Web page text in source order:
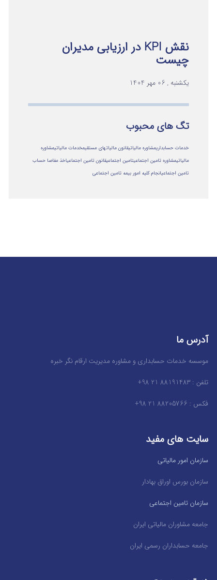
نقش KPI در ارزیابی مدیران
چیست
یکشنبه , 06 مهر 1404
تگ های محبوب
خدمات حسابداریمشاوره مالیاتیقانون مالیاتهای مستقیمخدمات مالیاتیمشاوره
مالياتيمشاوره تامین اجتماعیتامین اجتماعیقانون تامین اجتماعیاخذ مفاصا حساب
تامین اجتماعیانجام کلیه امور بیمه تامین اجتماعی
آدرس ما
موسسه خدمات حسابداری و مشاوره مدیریت ارقام نگر خبره
تلفن : 88191483 21 98+
فکس : 88205766 21 98+
سایت های مفید
سازمان امور مالیاتی
سازمان بورس اوراق بهادار
سازمان تامین اجتماعی
جامعه مشاوران مالیاتی ایران
جامعه حسابداران رسمی ایران